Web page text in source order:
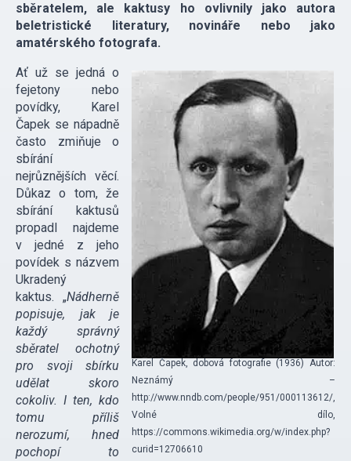
sběratelem, ale kaktusy ho ovlivnily jako autora
beletristické literatury, novináře nebo jako
amatérského fotografa.
Karel Čapek, dobová fotografie (1936) Autor:
Neznámý –
http://www.nndb.com/people/951/000113612/,
Volné dílo,
https://commons.wikimedia.org/w/index.php?
curid=12706610
Ať už se jedná o
fejetony nebo
povídky, Karel
Čapek se nápadně
často zmiňuje o
sbírání
nejrůznějších věcí.
Důkaz o tom, že
sbírání kaktusů
propadl najdeme
v jedné z jeho
povídek s názvem
Ukradený
kaktus. „Nádherně
popisuje, jak je
každý správný
sběratel ochotný
pro svoji sbírku
udělat skoro
cokoliv. I ten, kdo
tomu příliš
nerozumí, hned
pochopí to